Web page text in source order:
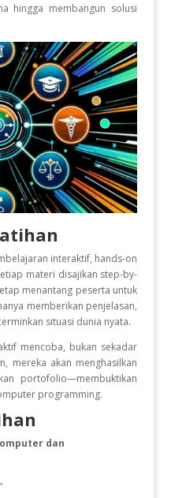
hingga membangun solusi
interaktif, hands-on
materi disajikan step-by-
menantang peserta untuk
memberikan penjelasan,
situasi dunia nyata.
mencoba, bukan sekadar
mereka akan menghasilkan
portofolio—membuktikan
programming.
dan